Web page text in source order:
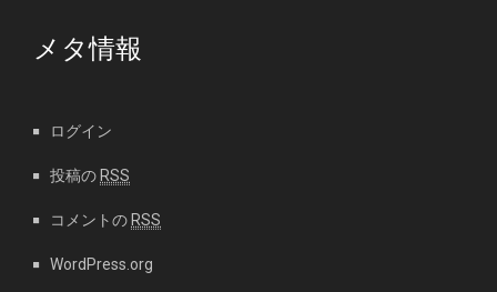
メタ情報
ログイン
投稿の RSS
コメントの RSS
WordPress.org